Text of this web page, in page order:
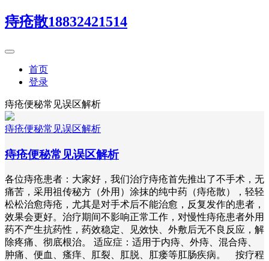
痔疮散18832421514
首页
登录
痔疮便秘常见误区解析
痔疮便秘常见误区解析
痔疮便秘常见误区解析
各位痔疮患者：大家好，我们治疗痔疮首先推出了不手术，无
痛苦，采用祖传秘方（外用）涂抹的纯中药（痔疮散），轻轻
松松治愈痔疮，尤其是对手术后不能治愈，反复发作的患者，
效果会更好。治疗期间不影响正常工作，对慢性痔疮患者外用
药不产生抗药性，药效稳定、见效快、外敷后无不良反应，解
除疼痛、彻底根治。 适应症：适用于内痔、外痔、混合痔、
肿痛、便血、瘙痒、肛裂、肛脱、肛瘘等肛肠疾病。 按疗程